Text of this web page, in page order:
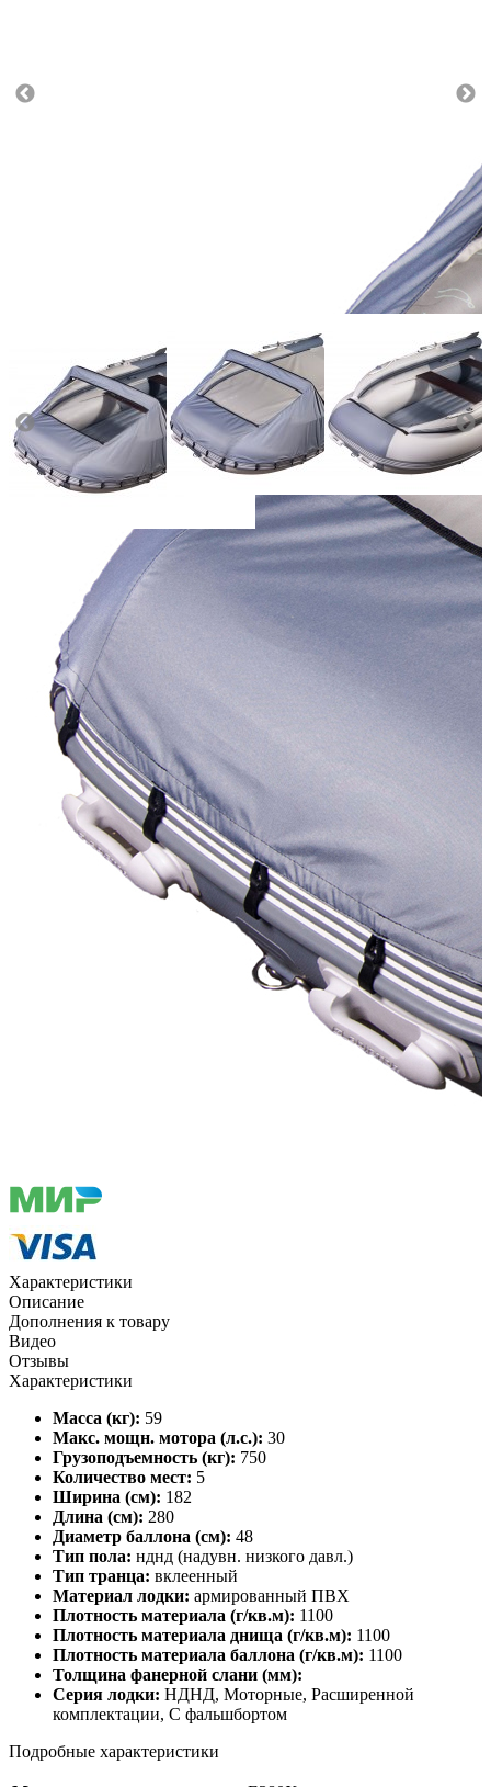
Масса (кг):
59
Макс. мощн. мотора (л.с.):
30
Грузоподъемность (кг):
Количество мест:
Диаметр баллона (см):
Тип пола:
нднд (надувн. низкого давл.)
Плотность материала (г/кв.м):
Добавить к сравнению
118 300
В корзину Купить в один клик Купить в кредит
Характеристики
Описание
Дополнения к товару
Видео
Отзывы
Характеристики
Масса (кг): 59
Макс. мощн. мотора (л.с.): 30
Грузоподъемность (кг): 750
Количество мест: 5
Ширина (см): 182
Длина (см): 280
Диаметр баллона (см): 48
Тип пола: нднд (надувн. низкого давл.)
Тип транца: вклеенный
Материал лодки: армированный ПВХ
Плотность материала (г/кв.м): 1100
Плотность материала днища (г/кв.м): 1100
Плотность материала баллона (г/кв.м): 1100
Толщина фанерной слани (мм):
Серия лодки: НДНД, Моторные, Расширенной
комплектации, С фальшбортом
Подробные характеристики